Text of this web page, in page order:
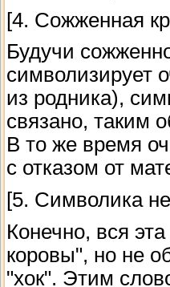
[4. Сожженная
Будучи
символизирует
из родника),
связано, таким
В то же время
с отказом от
[5. Символика
Конечно, вся
коровы", но не
"хок". Этим